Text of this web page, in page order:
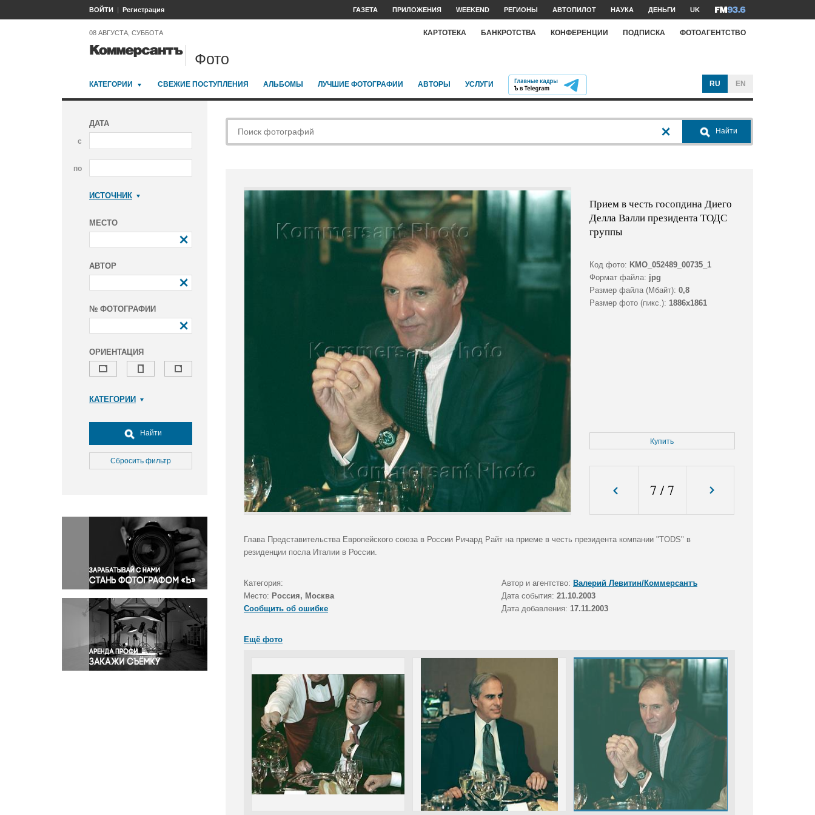
ВОЙТИ Регистрация ГАЗЕТА ПРИЛОЖЕНИЯ WEEKEND РЕГИОНЫ АВТОПИЛОТ НАУКА ДЕНЬГИ UK
08 АВГУСТА, СУББОТА КАРТОТЕКА БАНКРОТСТВА КОНФЕРЕНЦИИ ПОДПИСКА ФОТОАГЕНТСТВО
Фото
КАТЕГОРИИ СВЕЖИЕ ПОСТУПЛЕНИЯ АЛЬБОМЫ ЛУЧШИЕ ФОТОГРАФИИ АВТОРЫ УСЛУГИ RU EN
ДАТА
с
по
ИСТОЧНИК
МЕСТО
АВТОР
№ ФОТОГРАФИИ
ОРИЕНТАЦИЯ
КАТЕГОРИИ
Досуг, туризм и отдых
Культура
Медицина
Окружающая среда
Политика
Правосудие
Происшествия и конфликты
Религия
Светская жизнь
Спорт
Экология
Экономика и бизнес
Найти
Сбросить фильтр
Найти
Прием в честь госопдина Диего
Делла Валли президента ТОДС
группы
Код фото: KMO_052489_00735_1
Формат файла: jpg
Размер файла (Мбайт): 0,8
Размер фото (пикс.): 1886x1861
Купить
7 /7
Глава Представительства Европейского союза в России Ричард Райт на приеме в честь президента компании "TODS" в
резиденции посла Италии в России.
Категория: Автор и агентство: Валерий Левитин/Коммерсантъ
Место: Россия, Москва Дата события: 21.10.2003
Сообщить об ошибке
Дата добавления: 17.11.2003
Ещё фото